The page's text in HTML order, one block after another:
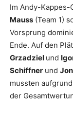
Im Andy-Kappes-
Mauss (Team 1)
Vorsprung
Ende. Auf den
Grzadziel und
Schiffner und
mussten
der